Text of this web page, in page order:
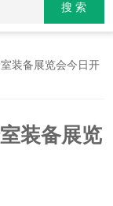
装备展览会今日开
装备展览